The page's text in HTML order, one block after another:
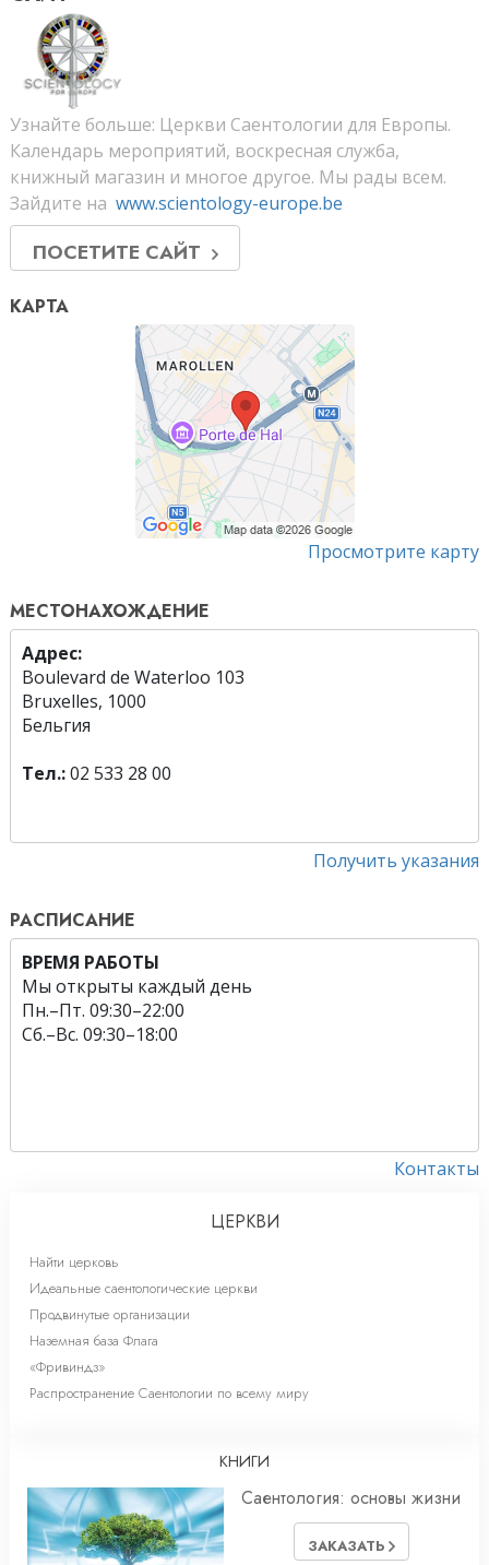
Узнайте больше: Церкви Саентологии для Европы.
Календарь мероприятий, воскресная служба,
книжный магазин и многое другое. Мы рады всем.
Зайдите на www.scientology-europe.be
ПОСЕТИТЕ САЙТ
КАРТА
Просмотрите карту
МЕСТОНАХОЖДЕНИЕ
Адрес:
Boulevard de Waterloo 103
Bruxelles, 1000
Бельгия
Тел.:02 533 28 00
Получить указания
РАСПИСАНИЕ
ВРЕМЯ РАБОТЫ
Мы открыты каждый день
Пн.–Пт. 09:30–22:00
Сб.–Вс. 09:30–18:00
Контакты
ЦЕРКВИ
Найти церковь
Идеальные саентологические церкви
Продвинутые организации
Наземная база Флага
«Фривиндз»
Распространение Саентологии по всему миру
КНИГИ
Саентология: основы жизни
ЗАКАЗАТЬ